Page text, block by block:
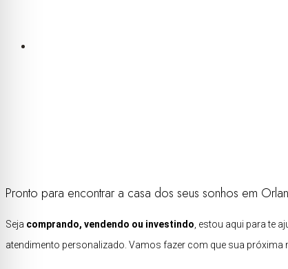
Pronto para encontrar a casa dos seus sonhos em
Seja comprando, vendendo ou investindo , estou aqui para te
atendimento personalizado. Vamos fazer com que sua próxima